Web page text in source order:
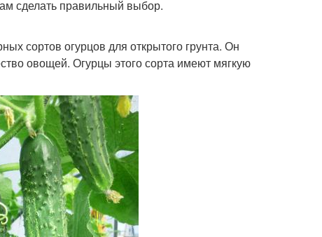
сделать правильный выбор.
сортов огурцов для открытого грунта. Он
овощей. Огурцы этого сорта имеют мягкую